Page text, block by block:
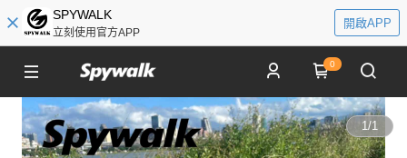
SPYWALK
立刻使用官方APP
開啟APP
0
1/1